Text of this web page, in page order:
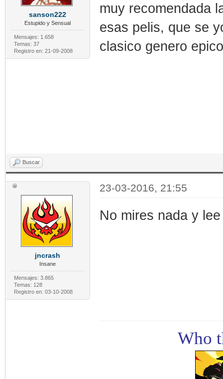
sanson222
Estupido y Sensual
Mensajes: 1.658
Temas: 37
Registro en: 21-09-2008
muy recomendada
esas pelis, que se
clasico genero
Buscar
jncrash
Insane
Mensajes: 3.865
Temas: 128
Registro en: 03-10-2008
23-03-2016, 21:55
No mires nada y
Who